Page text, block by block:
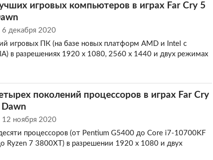
игровых компьютеров в играх Far Cry 5
6 декабря 2020
игровых ПК (на базе новых платформ AMD и Intel с
в разрешениях 1920 х 1080, 2560 х 1440 и двух режимах
поколений процессоров в играх Far Cry
12 ноября 2020
процессоров (от Pentium G5400 до Core i7-10700KF
Ryzen 7 3800XТ) в разрешении 1920 х 1080 и двух